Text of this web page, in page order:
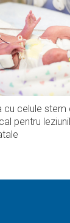
cu celule stem
pentru